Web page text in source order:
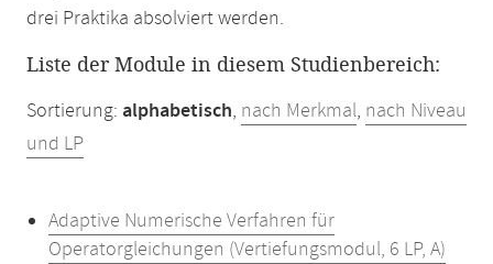
drei Praktika absolviert werden.
Liste der Module in diesem Studienbereich:
Sortierung: alphabetisch, nach Merkmal, nach Niveau
und LP
Adaptive Numerische Verfahren für
Operatorgleichungen (Vertiefungsmodul, 6 LP, A)